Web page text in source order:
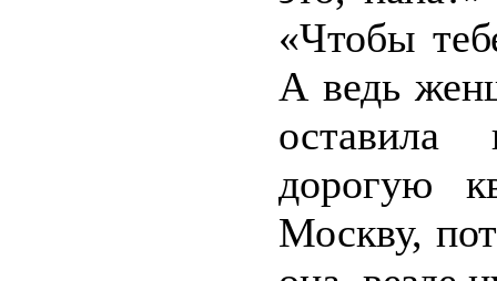
«Чтобы
А ведь
дорогую
Москву,